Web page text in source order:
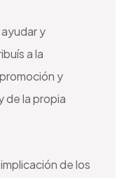
y
a la
y
de la propia
de los